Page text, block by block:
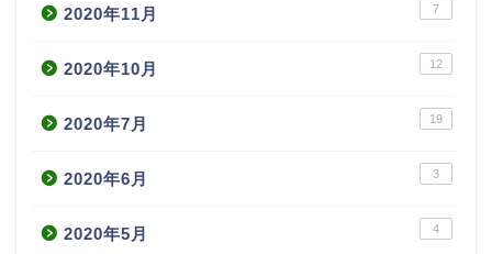
2020年11月 7
2020年10月 12
2020年7月 19
2020年6月 3
2020年5月 4